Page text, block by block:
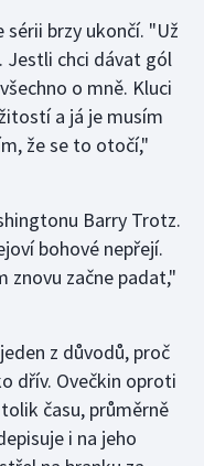
sérii brzy ukončí. "Už
Jestli chci dávat gól
o mně. Kluci
a já je musím
že se to otočí,"
Barry Trotz.
bohové nepřejí.
znovu začne padat,"
z důvodů, proč
dřív. Ovečkin oproti
času, průměrně
i na jeho